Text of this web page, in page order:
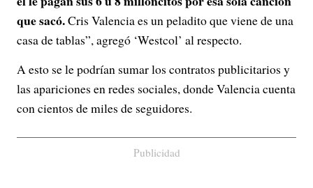
que sacó.Cris Valencia es un peladito que viene de una
casa de tablas”, agregó ‘Westcol’ al respecto.
A esto se le podrían sumar los contratos publicitarios y
las apariciones en redes sociales, donde Valencia cuenta
con cientos de miles de seguidores.
Publicidad